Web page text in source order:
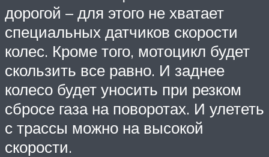
дорогой – для этого не хватает
специальных датчиков скорости
колес. Кроме того, мотоцикл будет
скользить все равно. И заднее
колесо будет уносить при резком
сбросе газа на поворотах. И улететь
с трассы можно на высокой
скорости.